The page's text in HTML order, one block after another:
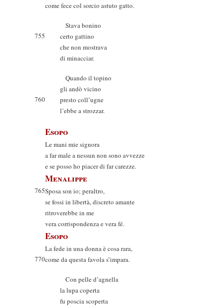
come fece col sorcio astuto gatto.
Stava bonino
755
certo gattino
che non mostrava
di minacciar.
Quando il topino
gli andò vicino
760
presto coll’ugne
l’ebbe a strozzar.
Esopo
Le mani mie signora
a far male a nessun non sono avvezze
e se posso ho piacer di far carezze.
Menalippe
765Sposa son io; peraltro,
se fossi in libertà, discreto amante
ritroverebbe in me
vera corrispondenza e vera fé.
Esopo
La fede in una donna è cosa rara,
770come da questa favola s’impara.
Con pelle d’agnella
la lupa coperta
fu poscia scoperta